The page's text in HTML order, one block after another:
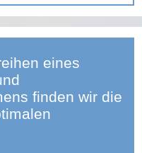
eines
finden wir die